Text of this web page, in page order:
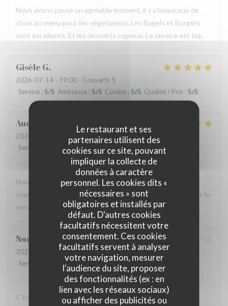
Le restaurant et ses
partenaires utilisent des
cookies sur ce site, pouvant
impliquer la collecte de
données à caractère
personnel. Les cookies dits «
nécessaires » sont
obligatoires et installés par
défaut. D'autres cookies
facultatifs nécessitent votre
consentement. Ces cookies
facultatifs servent à analyser
votre navigation, mesurer
l'audience du site, proposer
des fonctionnalités (ex : en
lien avec les réseaux sociaux)
ou afficher des publicités ou
Nous avons passé un agréable moment, il y a beaucoup de
choix au menu pour les végétariens. Les Bagels et Burgers
sont excellents. Et les desserts copieux. Le service est top.
Gisèle G
2026-07-14 - 19:00 - Couverts 5
Service : 5/5 Ambiance : 5/5 Cuisine : 5/5 Qualité / Prix : 5/5
Audrey
2026-07-12
- 12:00 - Couverts 2
Service
Ambiance : 4/5 Cuisine: /5 Qualité / Prix
Nous avons testé le Sister's café pour un brunch entre
copines et n'avons pas été déçues : le menu est copieux et le
service très agréable.
Noah
2026-07-07
- 19:30 - Couverts 6
Service
Ambiance : 4/5 Cuisine: 1/5 Qualité / Prix
C’était bon, mais suite à la soirée j’ai fait une violente